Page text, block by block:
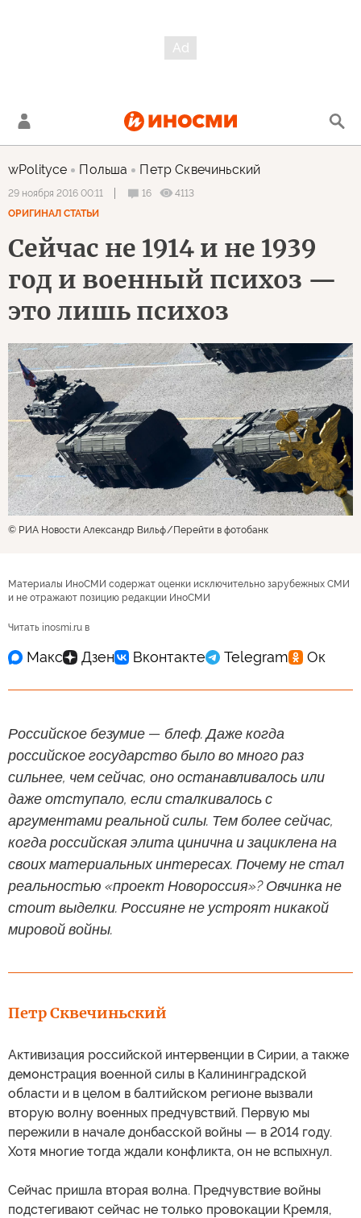
wPolityce Польша Петр Сквечиньский
29 ноября 2016 00:11 16
4113
ОРИГИНАЛ СТАТЬИ
Сейчас не 1914 и не 1939
год и военный психоз —
это лишь психоз
© РИА Новости Александр Вильф Перейти в фотобанк
Материалы ИноСМИ содержат оценки исключительно зарубежных СМИ
и не отражают позицию редакции ИноСМИ
Читать inosmi.ru в
Российское безумие — блеф. Даже когда
российское государство было во много раз
сильнее, чем сейчас, оно останавливалось или
даже отступало, если сталкивалось с
аргументами реальной силы. Тем более сейчас,
когда российская элита цинична и зациклена на
своих материальных интересах. Почему не стал
реальностью «проект Новороссия»? Овчинка не
стоит выделки. Россияне не устроят никакой
мировой войны.
Петр Сквечиньский
Активизация российской интервенции в Сирии, а также
демонстрация военной силы в Калининградской
области и в целом в балтийском регионе вызвали
вторую волну военных предчувствий. Первую мы
пережили в начале донбасской войны — в 2014 году.
Хотя многие тогда ждали конфликта, он не вспыхнул.
Сейчас пришла вторая волна. Предчувствие войны
подстегивают сейчас не только провокации Кремля,